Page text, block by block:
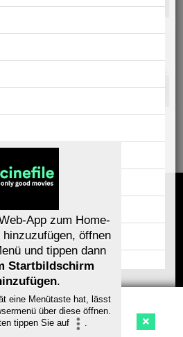
Speichern
Newsletter
Häufig gestellte Fragen (FAQ)
Gutscheine
Mit dem
stimmen Sie
zu. Mehr Infos
App zum Home-
öffnen
und tippen dann
Startbildschirm
.
eine Menütaste hat, lässt
über diese öffnen.
tippen Sie auf
.